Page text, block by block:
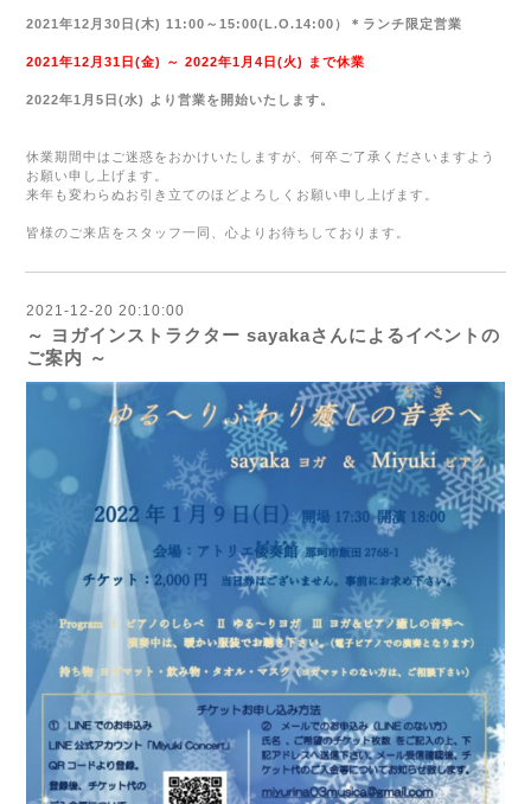
2021年12 月 30 日(木) 11:00 ～ 15:00(L.O.14:00 ）＊ランチ限定営業
2021年12 月 31 日(金) ～ 2022年1 月4日(火) まで休業
2022年1 月 5 日(水) より営業を開始いたします。
休業期間中はご迷惑をおかけいたしますが、何卒ご了承くださいますよう
お願い申し上げます。
来年も変わらぬお引き立てのほどよろしくお願い申し上げます。
皆様のご来店をスタッフ一同、心よりお待ちしております。
2021-12-20 20:10:00
～ ヨガインストラクター sayakaさんによるイベントの
ご案内 ～